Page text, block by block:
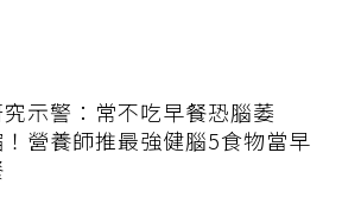
示警：常不吃早餐恐腦萎
！營養師推最強健腦5食物當早